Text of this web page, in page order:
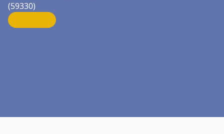
(59330)